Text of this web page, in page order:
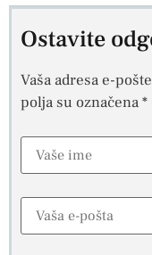
Ostavite
Vaša adresa e-
polja su označena*